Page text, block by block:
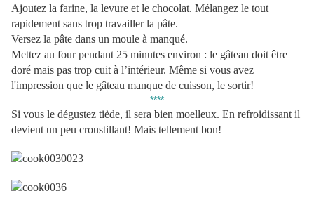
Ajoutez la farine, la levure et le chocolat. Mélangez le tout
rapidement sans trop travailler la pâte.
Versez la pâte dans un moule à manqué.
Mettez au four pendant 25 minutes environ : le gâteau doit être
doré mais pas trop cuit à l’intérieur. Même si vous avez
l'impression que le gâteau manque de cuisson, le sortir!
****
Si vous le dégustez tiède, il sera bien moelleux. En refroidissant il
devient un peu croustillant! Mais tellement bon!